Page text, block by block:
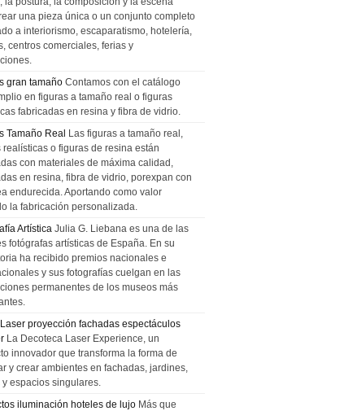
una pieza única o un conjunto completo
a interiorismo, escaparatismo, hotelería,
centros comerciales, ferias y
gran tamaño Contamos con el catálogo
en figuras a tamaño real o figuras
fabricadas en resina y fibra de vidrio.
Tamaño Real Las figuras a tamaño real,
realísticas o figuras de resina están
con materiales de máxima calidad,
en resina, fibra de vidrio, porexpan con
endurecida. Aportando como valor
la fabricación personalizada.
Artística Julia G. Liebana es una de las
fotógrafas artísticas de España. En su
ha recibido premios nacionales e
y sus fotografías cuelgan en las
permanentes de los museos más
proyección fachadas espectáculos
La Decoteca Laser Experience, un
innovador que transforma la forma de
y crear ambientes en fachadas, jardines,
y espacios singulares.
iluminación hoteles de lujo Más que